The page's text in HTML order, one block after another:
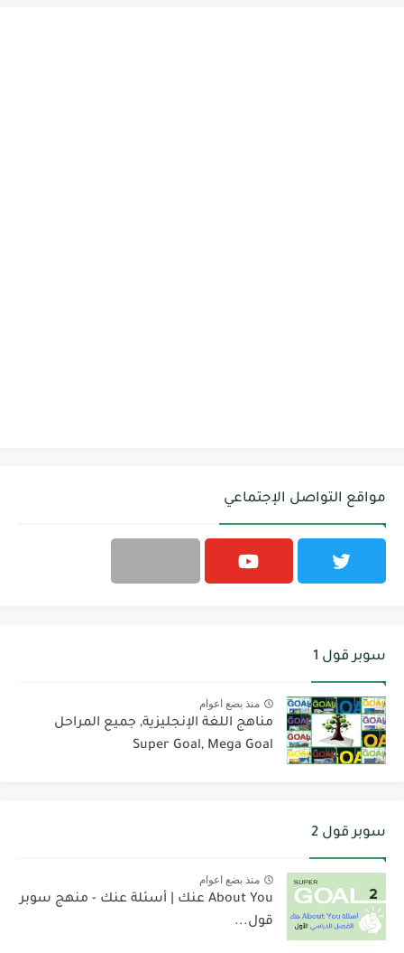
مواقع التواصل الإجتماعي
سوبر قول 1
منذ بضع اعوام
مناهج اللغة الإنجليزية, جميع المراحل
Super Goal, Mega Goal
سوبر قول 2
منذ بضع اعوام
About You عنك | أسئلة عنك - منهج سوبر
قول...